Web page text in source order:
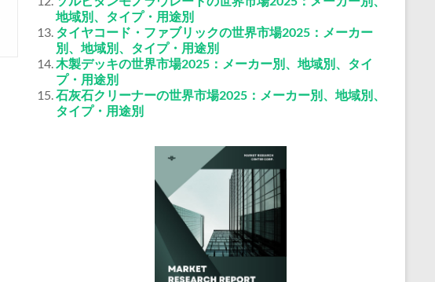
地域別、タイプ・用途別
タイヤコード・ファブリックの世界市場2025：メーカー
別、地域別、タイプ・用途別
木製デッキの世界市場2025：メーカー別、地域別、タイ
プ・用途別
石灰石クリーナーの世界市場2025：メーカー別、地域別、
タイプ・用途別